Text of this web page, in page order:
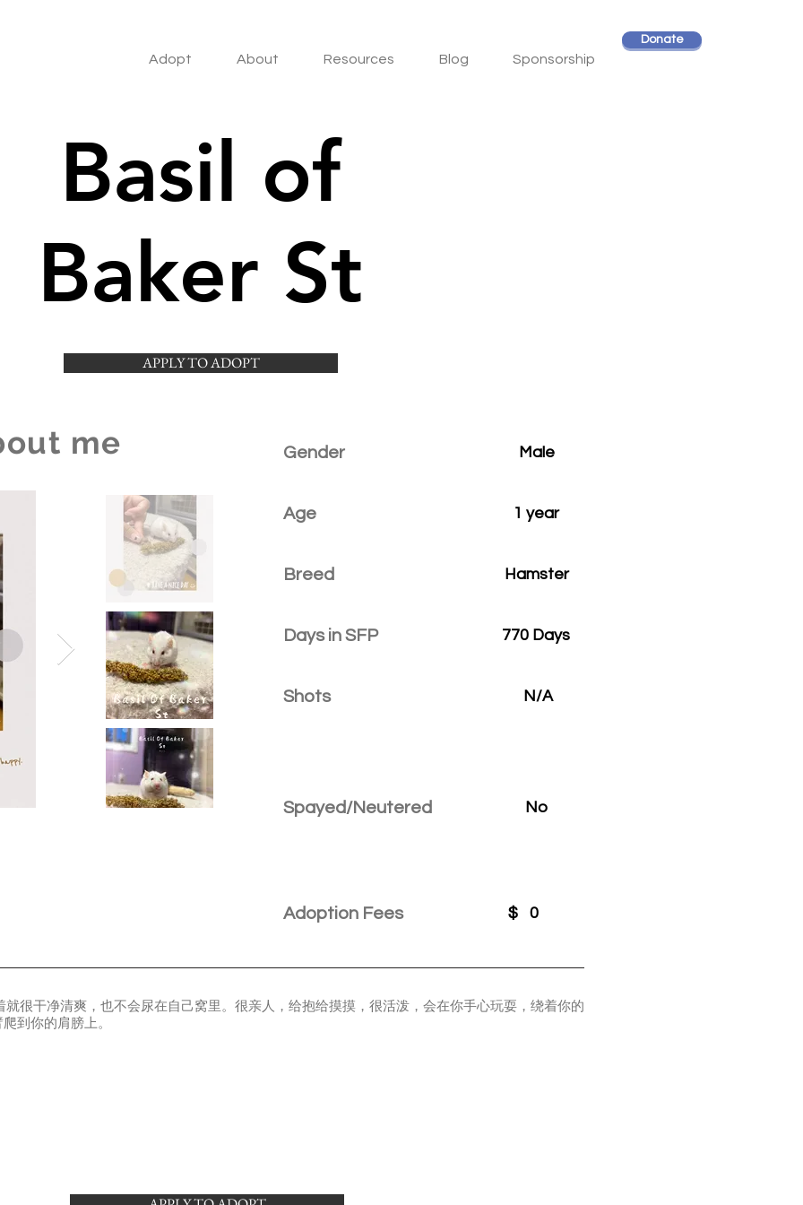
Adopt About Resources Blog Sponsorship
Donate
Basil of
Baker St
APPLY TO ADOPT
me Gender
Age
Breed
Days in SFP
Shots
Male
1 year
Hamster
770 Days
N/A
Spayed/Neutered No
Adoption Fees $ 0
就很干净清爽，也不会尿在自己窝里。很亲人，给抱给摸摸，很活泼，会在你手心玩耍，绕着你的
到你的肩膀上。